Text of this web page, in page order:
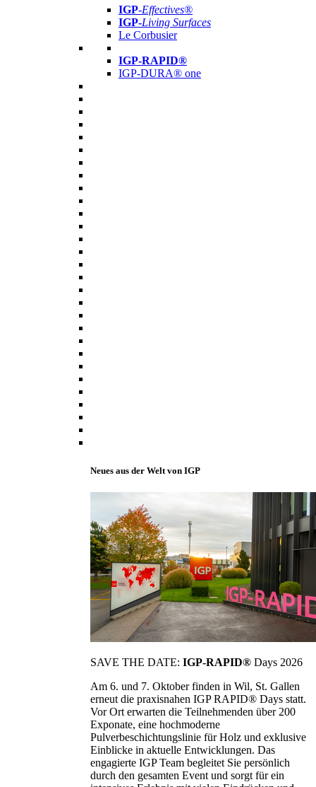
IGP-Effectives®
IGP-Living Surfaces
Le Corbusier
IGP-RAPID®
IGP-DURA® one
Neues aus der Welt von IGP
SAVE THE DATE: IGP-RAPID® Days 2026
Am 6. und 7. Oktober finden in Wil, St. Gallen
erneut die praxisnahen IGP RAPID® Days statt.
Vor Ort erwarten die Teilnehmenden über 200
Exponate, eine hochmoderne
Pulverbeschichtungslinie für Holz und exklusive
Einblicke in aktuelle Entwicklungen. Das
engagierte IGP Team begleitet Sie persönlich
durch den gesamten Event und sorgt für ein